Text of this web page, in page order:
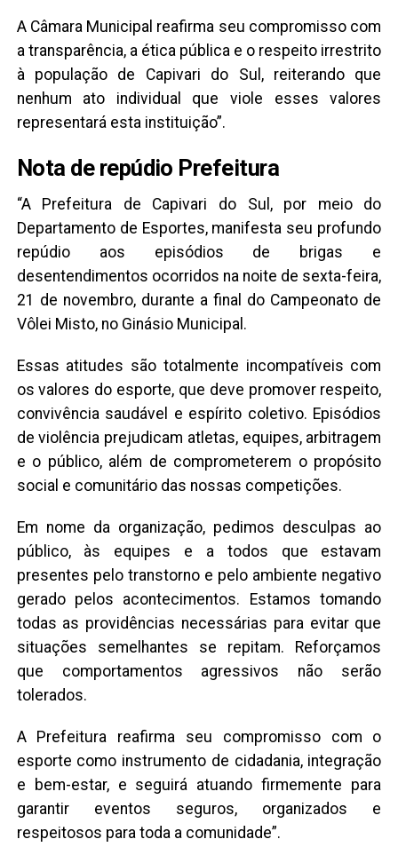
A Câmara Municipal reafirma seu compromisso com
a transparência, a ética pública e o respeito irrestrito
à população de Capivari do Sul, reiterando que
nenhum ato individual que viole esses valores
representará esta instituição”.
Nota de repúdio Prefeitura
“A Prefeitura de Capivari do Sul, por meio do
Departamento de Esportes, manifesta seu profundo
repúdio aos episódios de brigas e
desentendimentos ocorridos na noite de sexta-feira,
21 de novembro, durante a final do Campeonato de
Vôlei Misto, no Ginásio Municipal.
Essas atitudes são totalmente incompatíveis com
os valores do esporte, que deve promover respeito,
convivência saudável e espírito coletivo. Episódios
de violência prejudicam atletas, equipes, arbitragem
e o público, além de comprometerem o propósito
social e comunitário das nossas competições.
Em nome da organização, pedimos desculpas ao
público, às equipes e a todos que estavam
presentes pelo transtorno e pelo ambiente negativo
gerado pelos acontecimentos. Estamos tomando
todas as providências necessárias para evitar que
situações semelhantes se repitam. Reforçamos
que comportamentos agressivos não serão
tolerados.
A Prefeitura reafirma seu compromisso com o
esporte como instrumento de cidadania, integração
e bem-estar, e seguirá atuando firmemente para
garantir eventos seguros, organizados e
respeitosos para toda a comunidade”.